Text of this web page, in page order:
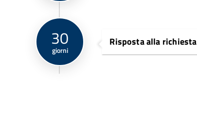
30
giorni
Risposta alla richiesta